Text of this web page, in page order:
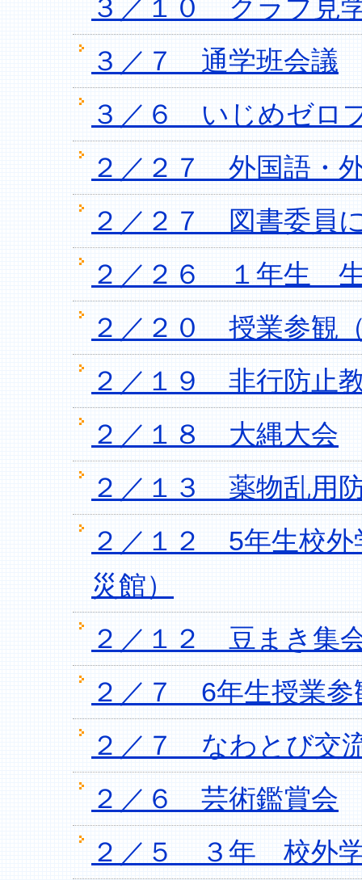
３／１０ クラブ見
３／７ 通学班会議
３／６ いじめゼロ
２／２７ 外国語・
２／２７ 図書委員
２／２６ １年生
２／２０ 授業参観
２／１９ 非行防止
２／１８ 大縄大会
２／１３ 薬物乱用
２／１２ 5年生校外
災館）
２／１２ 豆まき集
２／７ 6年生授業参
２／７ なわとび交
２／６ 芸術鑑賞会
２／５ ３年 校外学